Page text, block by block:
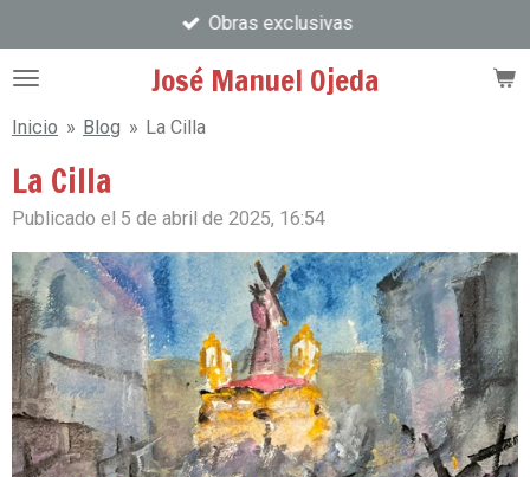
al
contenido
José Manuel Ojeda
Obras exclusivas
Inicio » Blog » La Cilla
La Cilla
Publicado el 5 de abril de 2025, 16:54